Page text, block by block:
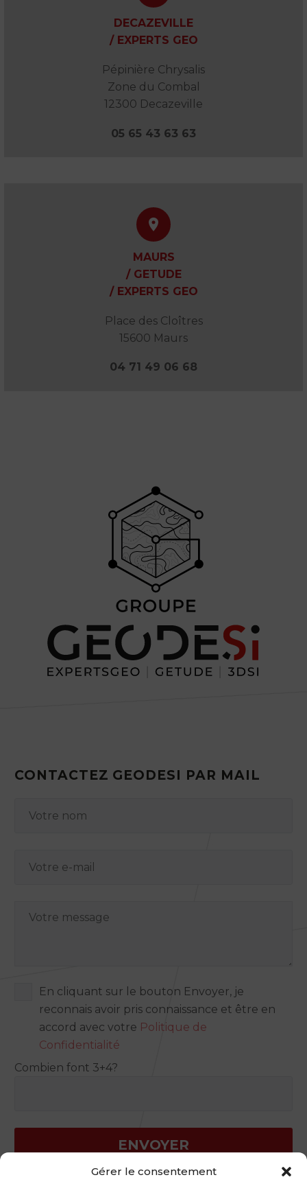
Gérer le consentement
DECAZEVILLE
/ EXPERTS GEO
Pépinière Chrysalis
Zone du Combal
12300 Decazeville
05 65 43 63 63


MAURS
/ GETUDE
/ EXPERTS GEO
Place des Cloîtres
15600 Maurs
04 71 49 06 68
CONTACTEZ GEODESI PAR MAIL
En cliquant sur le bouton Envoyer, je
reconnais avoir pris connaissance et être en
accord avec votre Politique de
Confidentialité
Combien font 3+4?